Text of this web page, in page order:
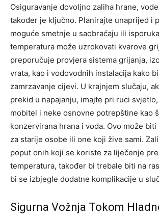
Osiguravanje dovoljno zaliha hrane,
također je ključno. Planirajte unaprijed i
moguće smetnje u saobraćaju ili
temperatura može uzrokovati kvarove
preporučuje provjera sistema grijanja,
vrata, kao i vodovodnih instalacija kako
zamrzavanje cijevi. U krajnjem slučaju,
prekid u napajanju, imajte pri ruci
mobitel i neke osnovne potrepštine kao
konzervirana hrana i voda. Ovo može
za starije osobe ili one koji žive sami.
poput onih koji se koriste za liječenje
temperatura, također bi trebale biti na
bi se izbjegle dodatne komplikacije u
Sigurna Vožnja Tokom